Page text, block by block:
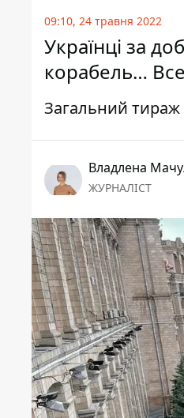
09:10, 24 травня 2022
Українці за
корабель…
Загальний тираж
Владлена
ЖУРНАЛІСТ